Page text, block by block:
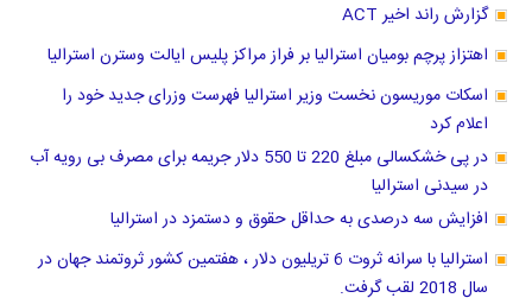
گزارش راند اخیر ACT
اهتزاز پرچم بومیان استرالیا بر فراز مراکز پلیس ایالت وسترن استرالیا
اسکات موریسون نخست وزیر استرالیا فهرست وزرای جدید خود را
اعلام کرد
در پی خشکسالی مبلغ 220 تا 550 دلار جریمه برای مصرف بی رویه آب
در سیدنی استرالیا
افزایش سه درصدی به حداقل حقوق و دستمزد در استرالیا
استرالیا با سرانه ثروت 6 تریلیون دلار ، هفتمین کشور ثروتمند جهان در
سال 2018 لقب گرفت.